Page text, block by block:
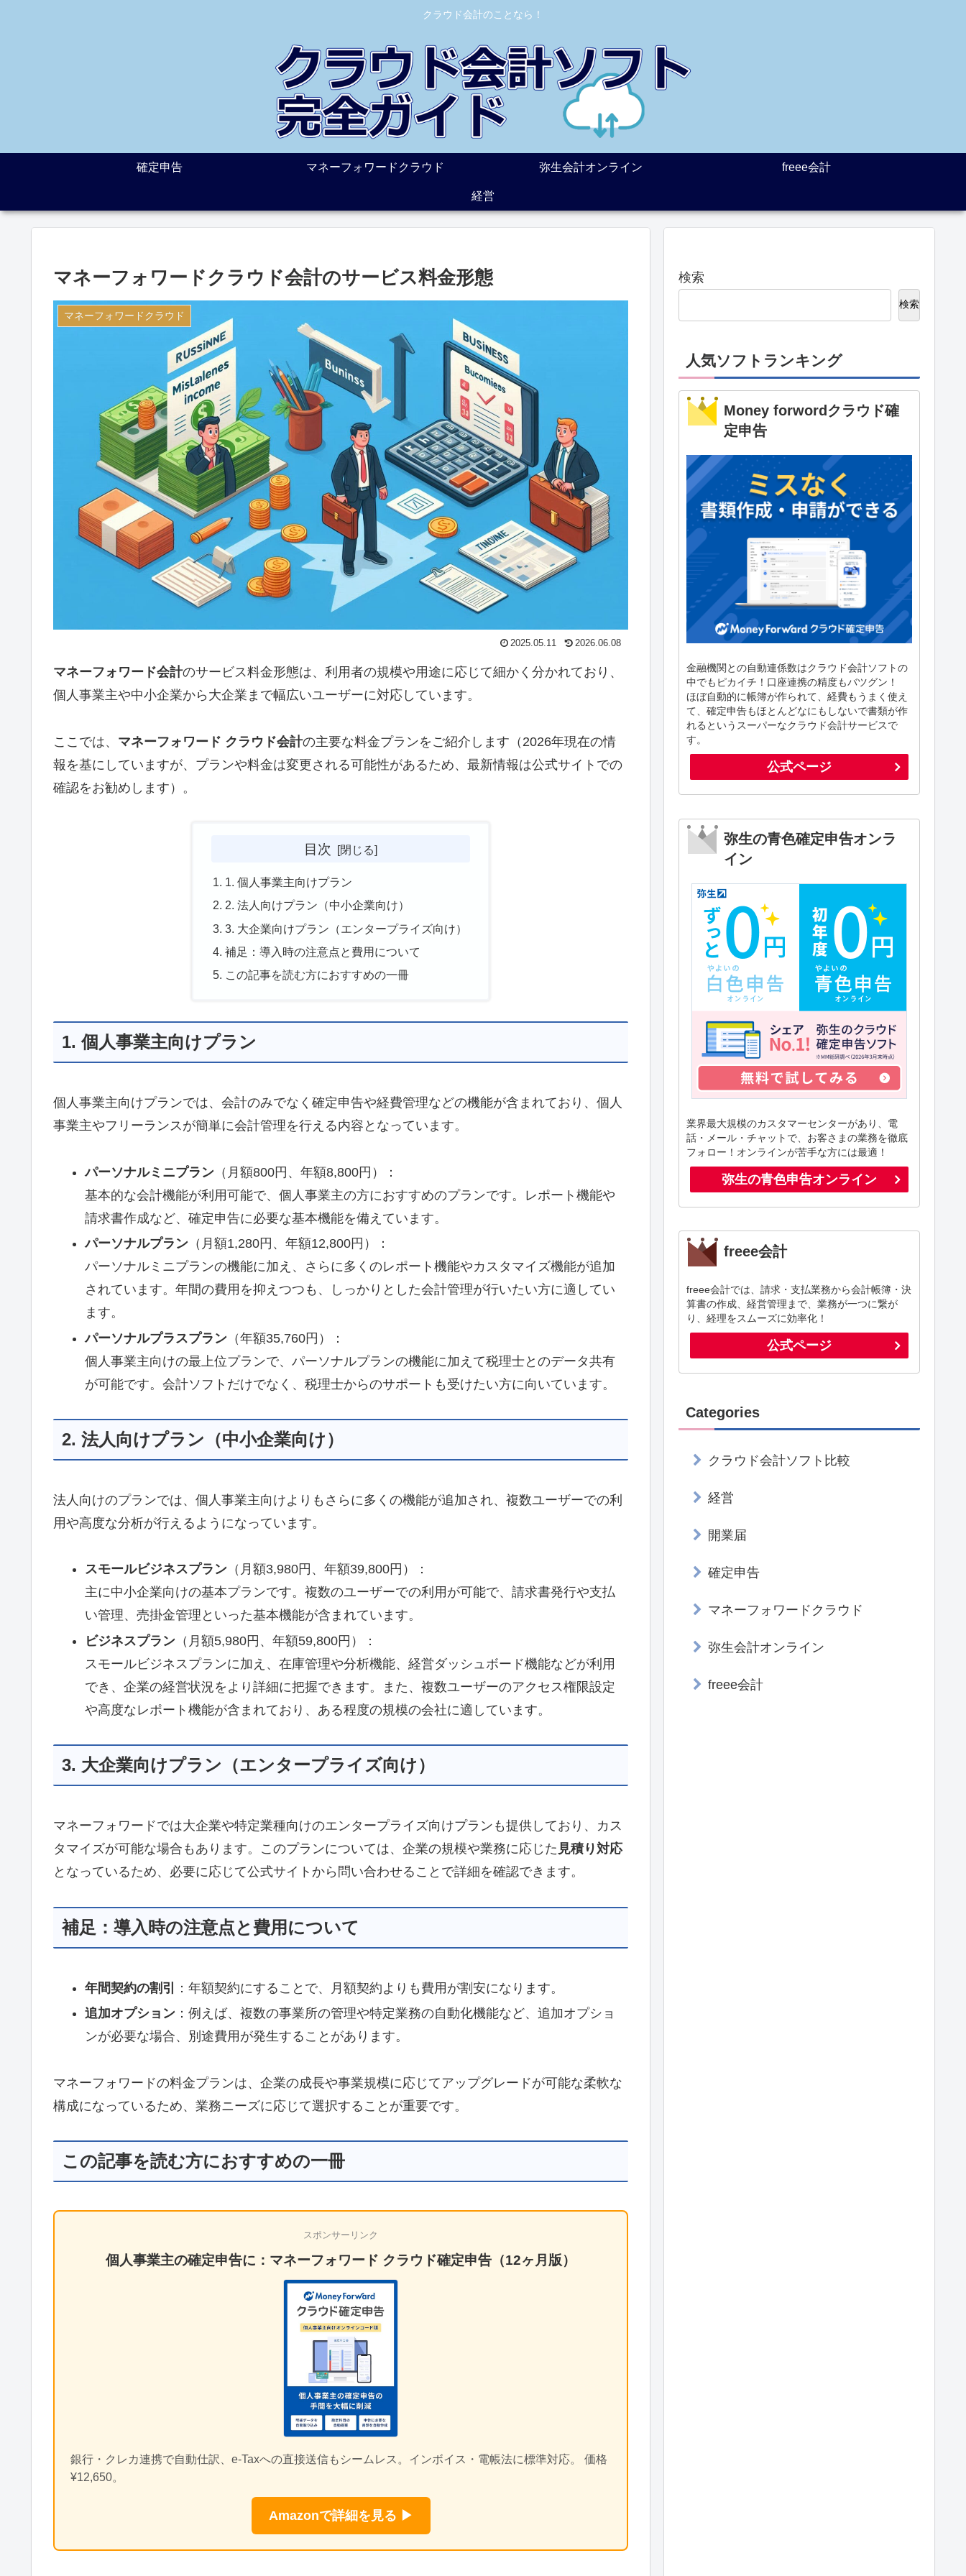
クラウド会計のことなら！
確定申告 マネーフォワードクラウド 弥生会計オンライン freee会計
経営
マネーフォワードクラウド会計のサービス料金形態
マネーフォワードクラウド
2025.05.11 2026.06.08
マネーフォワード会計のサービス料金形態は、利用者の規模や用途に応じて細かく分かれており、
個人事業主や中小企業から大企業まで幅広いユーザーに対応しています。
ここでは、 マネーフォワード クラウド会計の主要な料金プランをご紹介します（2026年現在の情
報を基にしていますが、プランや料金は変更される可能性があるため、最新情報は公式サイトでの
確認をお勧めします）。
目次
1. 個人事業主向けプラン
2. 法人向けプラン（中小企業向け）
3. 大企業向けプラン（エンタープライズ向け）
補足：導入時の注意点と費用について
この記事を読む方におすすめの一冊
1. 個人事業主向けプラン
個人事業主向けプランでは、会計のみでなく確定申告や経費管理などの機能が含まれており、個人
事業主やフリーランスが簡単に会計管理を行える内容となっています。
パーソナルミニプラン（月額800円、年額8,800円）：
基本的な会計機能が利用可能で、個人事業主の方におすすめのプランです。レポート機能や
請求書作成など、確定申告に必要な基本機能を備えています。
パーソナルプラン（月額1,280円、年額12,800円）：
パーソナルミニプランの機能に加え、さらに多くのレポート機能やカスタマイズ機能が追加
されています。年間の費用を抑えつつも、しっかりとした会計管理が行いたい方に適してい
ます。
パーソナルプラスプラン（年額35,760円）：
個人事業主向けの最上位プランで、パーソナルプランの機能に加えて税理士とのデータ共有
が可能です。会計ソフトだけでなく、税理士からのサポートも受けたい方に向いています。
2. 法人向けプラン（中小企業向け）
法人向けのプランでは、個人事業主向けよりもさらに多くの機能が追加され、複数ユーザーでの利
用や高度な分析が行えるようになっています。
スモールビジネスプラン（月額3,980円、年額39,800円）：
主に中小企業向けの基本プランです。複数のユーザーでの利用が可能で、請求書発行や支払
い管理、売掛金管理といった基本機能が含まれています。
ビジネスプラン（月額5,980円、年額59,800円）：
スモールビジネスプランに加え、在庫管理や分析機能、経営ダッシュボード機能などが利用
でき、企業の経営状況をより詳細に把握できます。また、複数ユーザーのアクセス権限設定
や高度なレポート機能が含まれており、ある程度の規模の会社に適しています。
3. 大企業向けプラン（エンタープライズ向け）
マネーフォワードでは大企業や特定業種向けのエンタープライズ向けプランも提供しており、カス
タマイズが可能な場合もあります。このプランについては、企業の規模や業務に応じた 見積り対応
となっているため、必要に応じて公式サイトから問い合わせることで詳細を確認できます。
補足：導入時の注意点と費用について
年間契約の割引
：年額契約にすることで、月額契約よりも費用が割安になります。
追加オプション：例えば、複数の事業所の管理や特定業務の自動化機能など、追加オプショ
ンが必要な場合、別途費用が発生することがあります。
マネーフォワードの料金プランは、企業の成長や事業規模に応じてアップグレードが可能な柔軟な
構成になっているため、業務ニーズに応じて選択することが重要です。
この記事を読む方におすすめの一冊
スポンサーリンク
個人事業主の確定申告に：マネーフォワード クラウド確定申告（12ヶ月版）
銀行・クレカ連携で自動仕訳、e-Taxへの直接送信もシームレス。インボイス・電帳法に標準対応。 価格
¥12,650。
Amazonで詳細を見る ▶
検索
検索
人気ソフトランキング
Money forwordクラウド確
定申告
金融機関との自動連係数はクラウド会計ソフトの
中でもピカイチ！口座連携の精度もバツグン！
ほぼ自動的に帳簿が作られて、経費もうまく使え
て、確定申告もほとんどなにもしないで書類が作
れるというスーパーなクラウド会計サービスで
す。
公式ページ
弥生の青色確定申告オンラ
イン
業界最大規模のカスタマーセンターがあり、電
話・メール・チャットで、お客さまの業務を徹底
フォロー！オンラインが苦手な方には最適！
弥生の青色申告オンライン
freee会計
freee会計では、請求・支払業務から会計帳簿・決
算書の作成、経営管理まで、業務が一つに繋が
り、経理をスムーズに効率化！
公式ページ
Categories
クラウド会計ソフト比較
経営
開業届
確定申告
マネーフォワードクラウド
弥生会計オンライン
freee会計